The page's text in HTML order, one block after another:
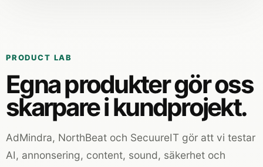
PRODUCT LAB
Egna produkter gör oss
skarpare i kundprojekt.
AdMindra, NorthBeat och SecuureIT gör att vi testar
AI, annonsering, content, sound, säkerhet och